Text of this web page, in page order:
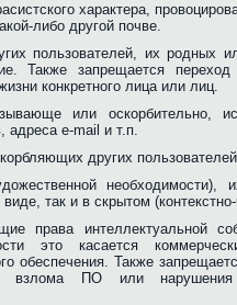
характера,
либо другой почве.
пользователей, их родных
Также запрещается переход
конкретного лица или лиц.
или оскорбительно,
адреса e-mail и т.п.
других
необходимости),
так и в скрытом
права интеллектуальной
это касается
обеспечения. Также
взлома ПО или нарушения